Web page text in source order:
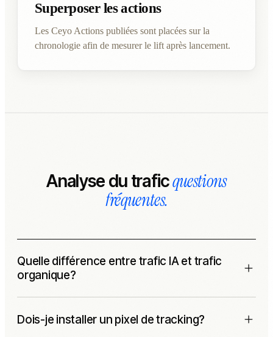
Superposer les actions
Les Ceyo Actions publiées sont placées sur la
chronologie afin de mesurer le lift après lancement.
Analyse du traficquestions
fréquentes.
Quelle différence entre trafic IA et trafic
organique?
surfaces AI Search ou sources citées par l’IA. Ceyo sépare ces
Dois-je installer un pixel de tracking?